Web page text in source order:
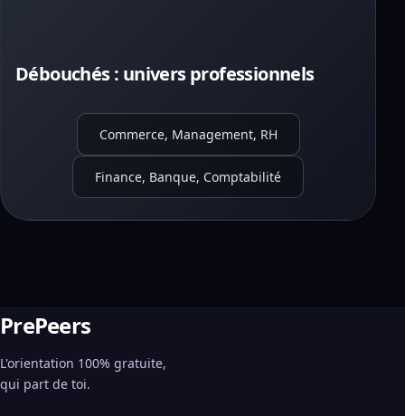
Débouchés : univers professionnels
Commerce, Management, RH
Finance, Banque, Comptabilité
PrePeers
L'orientation 100% gratuite,
qui part de toi.